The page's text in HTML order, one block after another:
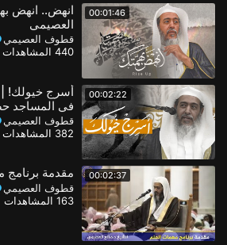
00:01:46
انهض.. انهض
العصيمي
قطوف العصيمي
440 المشاهدات
00:02:22
أسرج خيولك! |
في المساجد
العصيمي
قطوف العصيمي
382 المشاهدات
00:02:37 مقدمة برنامج
قطوف العصيمي
163 المشاهدات